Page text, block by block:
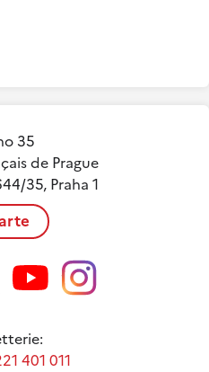
35
de Prague
35, Praha 1
401 011